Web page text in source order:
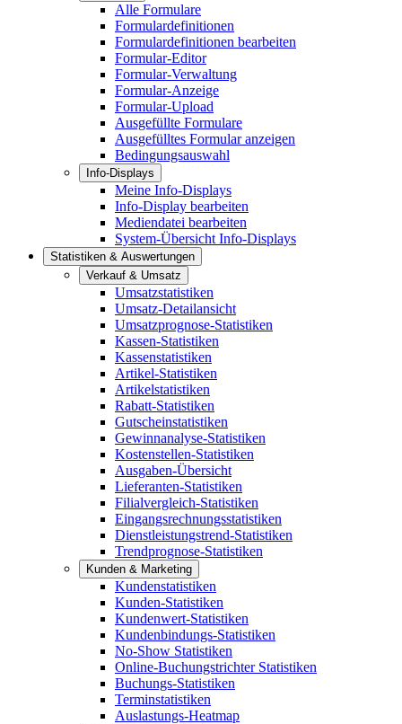
Alle Formulare
Formulardefinitionen
Formulardefinitionen bearbeiten
Formular-Editor
Formular-Verwaltung
Formular-Anzeige
Formular-Upload
Ausgefüllte Formulare
Ausgefülltes Formular anzeigen
Bedingungsauswahl
Info-Displays
Meine Info-Displays
Info-Display bearbeiten
Mediendatei bearbeiten
System-Übersicht Info-Displays
Statistiken & Auswertungen
Verkauf & Umsatz
Umsatzstatistiken
Umsatz-Detailansicht
Umsatzprognose-Statistiken
Kassen-Statistiken
Kassenstatistiken
Artikel-Statistiken
Artikelstatistiken
Rabatt-Statistiken
Gutscheinstatistiken
Gewinnanalyse-Statistiken
Kostenstellen-Statistiken
Ausgaben-Übersicht
Lieferanten-Statistiken
Filialvergleich-Statistiken
Eingangsrechnungsstatistiken
Dienstleistungstrend-Statistiken
Trendprognose-Statistiken
Kunden & Marketing
Kundenstatistiken
Kunden-Statistiken
Kundenwert-Statistiken
Kundenbindungs-Statistiken
No-Show Statistiken
Online-Buchungstrichter Statistiken
Buchungs-Statistiken
Terminstatistiken
Auslastungs-Heatmap